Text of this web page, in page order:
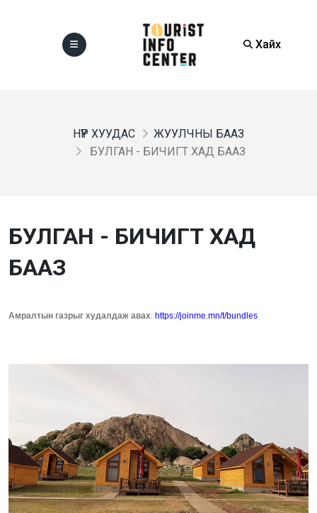
Хайх
НҮҮР ХУУДАС
ЖУУЛЧНЫ БААЗ
БУЛГАН - БИЧИГТ ХАД БААЗ
БУЛГАН - БИЧИГТ ХАД
БААЗ
Амралтын газрыг худалдаж авах: https://joinme.mn/t/bundles